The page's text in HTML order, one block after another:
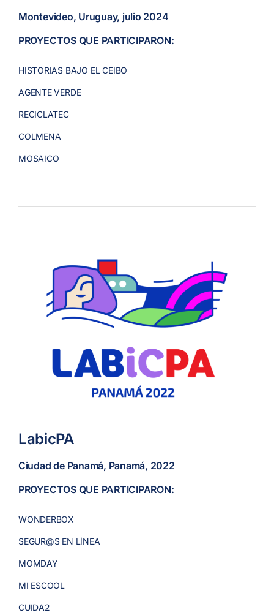
Montevideo, Uruguay, julio 2024
PROYECTOS QUE PARTICIPARON:
HISTORIAS BAJO EL CEIBO
AGENTE VERDE
RECICLATEC
COLMENA
MOSAICO
LabicPA
Ciudad de Panamá, Panamá, 2022
PROYECTOS QUE PARTICIPARON:
WONDERBOX
SEGUR@S EN LÍNEA
MOMDAY
MI ESCOOL
CUIDA2